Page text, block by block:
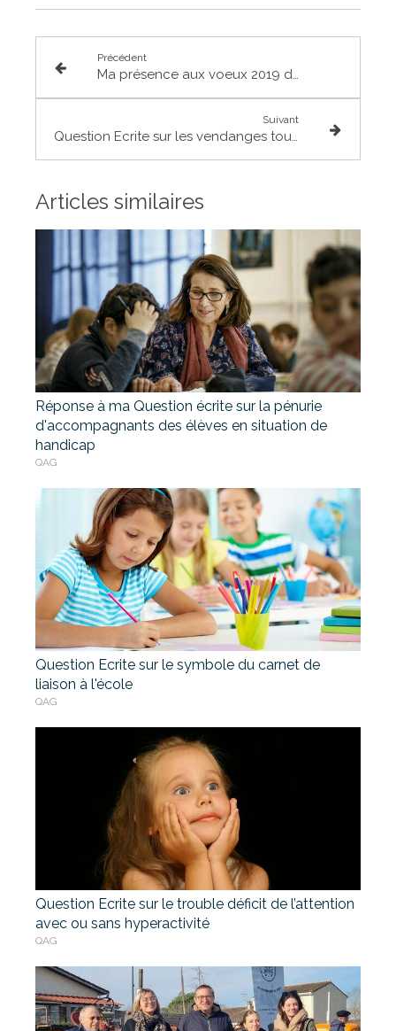
Précédent
Ma présence aux voeux 2019 des mairies
Suivant
Question Ecrite sur les vendanges touristiques
Articles similaires
Réponse à ma Question écrite sur la pénurie
d'accompagnants des élèves en situation de
handicap
QAG
Question Ecrite sur le symbole du carnet de
liaison à l'école
QAG
Question Ecrite sur le trouble déficit de l’attention
avec ou sans hyperactivité
QAG